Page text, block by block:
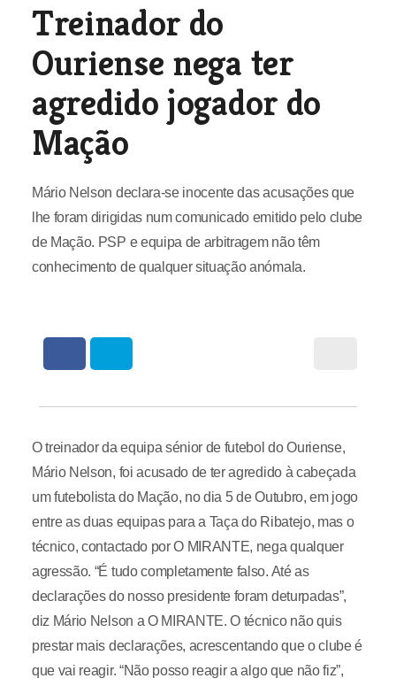
Treinador do
Ouriense nega ter
agredido jogador do
Mação
Mário Nelson declara-se inocente das acusações que
lhe foram dirigidas num comunicado emitido pelo clube
de Mação. PSP e equipa de arbitragem não têm
conhecimento de qualquer situação anómala.
O treinador da equipa sénior de futebol do Ouriense,
Mário Nelson, foi acusado de ter agredido à cabeçada
um futebolista do Mação, no dia 5 de Outubro, em jogo
entre as duas equipas para a Taça do Ribatejo, mas o
técnico, contactado por O MIRANTE, nega qualquer
agressão. “É tudo completamente falso. Até as
declarações do nosso presidente foram deturpadas”,
diz Mário Nelson a O MIRANTE. O técnico não quis
prestar mais declarações, acrescentando que o clube é
que vai reagir. “Não posso reagir a algo que não fiz”,